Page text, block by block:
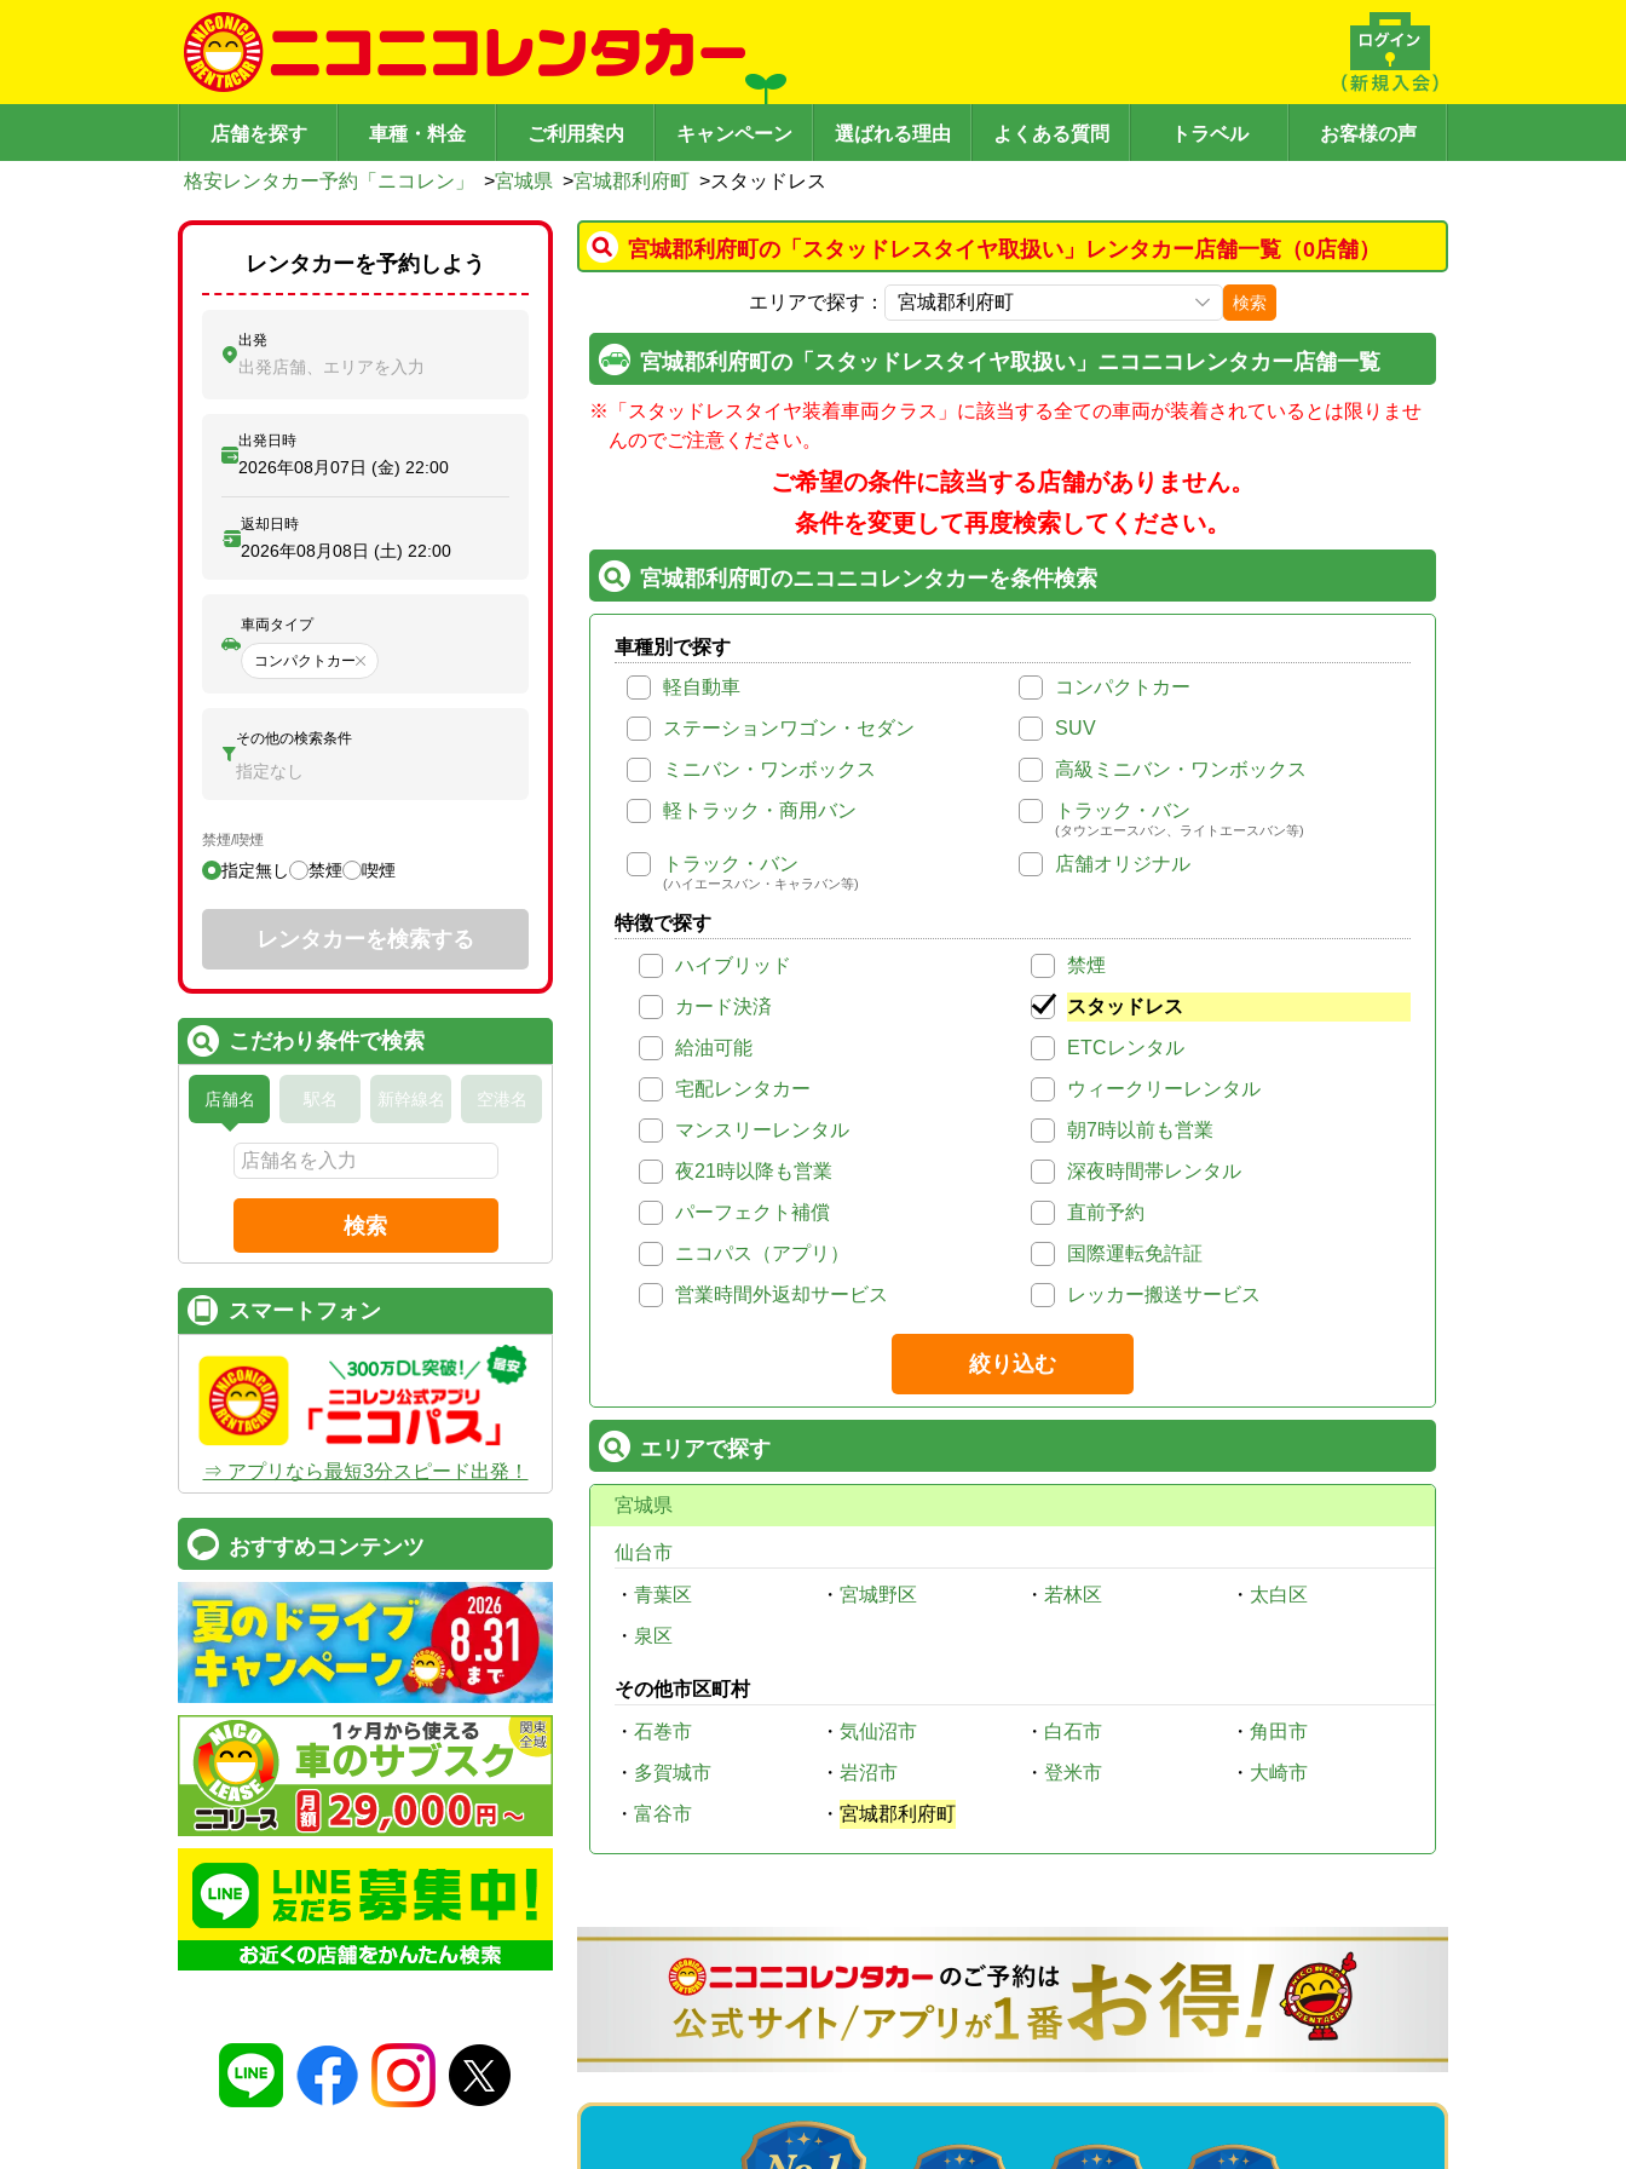
店舗を探す 車種・料金 ご利用案内 キャンペーン 選ばれる理由 よくある質問 トラベル お客様の声
格安レンタカー予約「ニコレン」 >宮城県 >宮城郡利府町 >スタッドレス
宮城郡利府町の「スタッドレスタイヤ取扱い」レンタカー店舗一覧（0店舗）
エリアで探す： 検索
宮城郡利府町の「スタッドレスタイヤ取扱い」ニコニコレンタカー店舗一覧
※
「スタッドレスタイヤ装着車両クラス」に該当する全ての車両が装着されているとは限りませ
んのでご注意ください。
ご希望の条件に該当する店舗がありません。
条件を変更して再度検索してください。
宮城郡利府町のニコニコレンタカーを条件検索
車種別で探す
軽自動車
コンパクトカー
ステーションワゴン・セダン
SUV
ミニバン・ワンボックス
高級ミニバン・ワンボックス
軽トラック・商用バン
トラック・バン
(タウンエースバン、ライトエースバン等)
トラック・バン
(ハイエースバン・キャラバン等)
店舗オリジナル
特徴で探す
ハイブリッド
禁煙
カード決済
スタッドレス
給油可能
ETCレンタル
宅配レンタカー
ウィークリーレンタル
マンスリーレンタル
朝7時以前も営業
夜21時以降も営業
深夜時間帯レンタル
パーフェクト補償
直前予約
ニコパス（アプリ）
国際運転免許証
営業時間外返却サービス
レッカー搬送サービス
絞り込む
エリアで探す
宮城県
仙台市
・ 青葉区 ・ 宮城野区 ・ 若林区 ・ 太白区
・ 泉区
その他市区町村
・ 石巻市 ・ 気仙沼市 ・ 白石市 ・ 角田市
・ 多賀城市 ・ 岩沼市 ・ 登米市 ・ 大崎市
・ 富谷市 ・ 宮城郡利府町
レンタカーを予約しよう
出発
出発店舗、エリアを入力
出発日時
2026年08月07日 (金) 22:00
返却日時
2026年08月08日 (土) 22:00
車両タイプ
コンパクトカー
その他の検索条件
指定なし
禁煙/喫煙
指定無し 禁煙 喫煙
レンタカーを検索する
こだわり条件で検索
店舗名 駅名 新幹線名 空港名
検索
スマートフォン
⇒ アプリなら最短3分スピード出発！
おすすめコンテンツ